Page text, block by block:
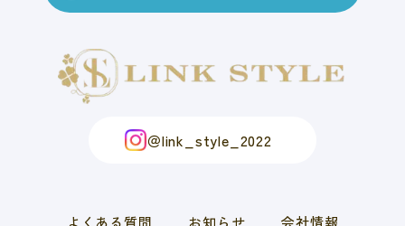
＠link_style_2022
よくある質問 お知らせ 会社情報